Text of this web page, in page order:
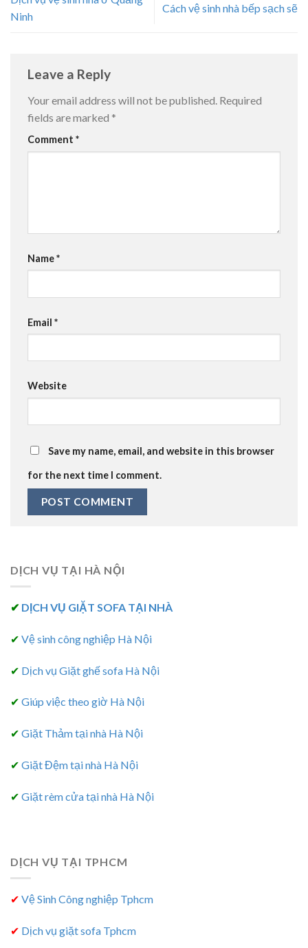
Ninh
Cách vệ sinh nhà bếp sạch sẽ
Leave a Reply
Your email address will not be published. Required
fields are marked *
Comment *
Name*
Email *
Website
Save my name, email, and website in this browser
for the next time I comment.
DỊCH VỤ TẠI HÀ NỘI
✔ DỊCH VỤ GIẶT SOFA TẠI NHÀ
✔ Vệ sinh công nghiệp Hà Nội
✔ Dịch vụ Giặt ghế sofa Hà Nội
✔ Giúp việc theo giờ Hà Nội
✔ Giặt Thảm tại nhà Hà Nội
✔ Giặt Đệm tại nhà Hà Nội
✔ Giặt rèm cửa tại nhà Hà Nội
DỊCH VỤ TẠI TPHCM
✔ Vệ Sinh Công nghiệp Tphcm
✔ Dịch vụ giặt sofa Tphcm